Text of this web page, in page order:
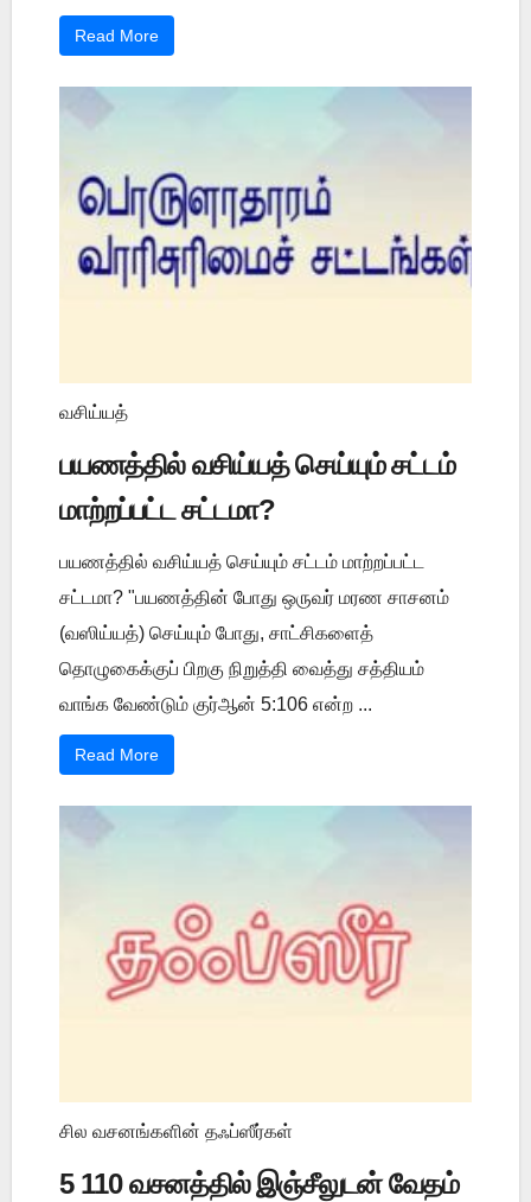
Read More
வசிய்யத்
பயணத்தில் வசிய்யத் செய்யும் சட்டம்
மாற்றப்பட்ட சட்டமா?
பயணத்தில் வசிய்யத் செய்யும் சட்டம் மாற்றப்பட்ட
சட்டமா? "பயணத்தின் போது ஒருவர் மரண சாசனம்
(வஸிய்யத்) செய்யும் போது, சாட்சிகளைத்
தொழுகைக்குப் பிறகு நிறுத்தி வைத்து சத்தியம்
வாங்க வேண்டும் குர்ஆன் 5:106 என்ற ...
Read More
சில வசனங்களின் தஃப்ஸீர்கள்
5 110 வசனத்தில் இஞ்சீலுடன் வேதம்